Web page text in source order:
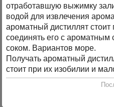
отработавшую выжимку
водой для извлечения
ароматный дистиллят стоит
соединять его с
соком. Вариантов море.
Получать ароматный
стоит при их изобилии и